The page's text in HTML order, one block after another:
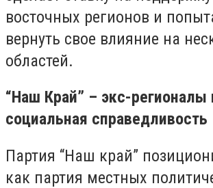
восточных регионов и
вернуть свое влияние на
областей.
“Наш Край” – экс-регионалы
социальная справедливость
Партия “Наш край”
как партия местных